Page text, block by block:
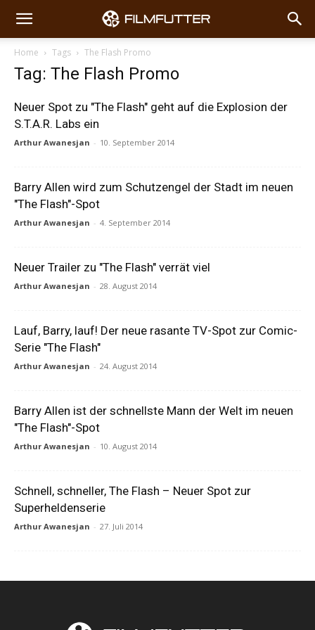
Home Tags The Flash Promo
Tag: The Flash Promo
Neuer Spot zu "The Flash" geht auf die Explosion der
S.T.A.R. Labs ein
Arthur Awanesjan - 10. September 2014
Barry Allen wird zum Schutzengel der Stadt im neuen
"The Flash"-Spot
Arthur Awanesjan - 4. September 2014
Neuer Trailer zu "The Flash" verrät viel
Arthur Awanesjan - 28. August 2014
Lauf, Barry, lauf! Der neue rasante TV-Spot zur Comic-
Serie "The Flash"
Arthur Awanesjan - 24. August 2014
Barry Allen ist der schnellste Mann der Welt im neuen
"The Flash"-Spot
Arthur Awanesjan - 10. August 2014
Schnell, schneller, The Flash – Neuer Spot zur
Superheldenserie
Arthur Awanesjan - 27. Juli 2014